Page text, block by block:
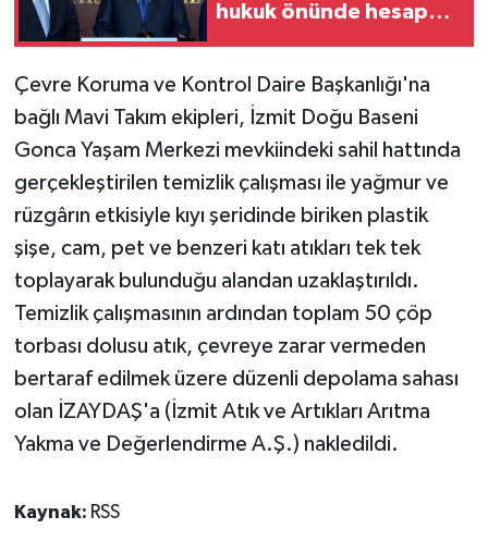
hukuk önünde hesap
Çevre Koruma ve Kontrol Daire Başkanlığı'na
bağlı Mavi Takım ekipleri, İzmit Doğu Baseni
Gonca Yaşam Merkezi mevkiindeki sahil hattında
gerçekleştirilen temizlik çalışması ile yağmur ve
rüzgârın etkisiyle kıyı şeridinde biriken plastik
şişe, cam, pet ve benzeri katı atıkları tek tek
toplayarak bulunduğu alandan uzaklaştırıldı.
Temizlik çalışmasının ardından toplam 50 çöp
torbası dolusu atık, çevreye zarar vermeden
bertaraf edilmek üzere düzenli depolama sahası
olan İZAYDAŞ'a (İzmit Atık ve Artıkları Arıtma
Yakma ve Değerlendirme A.Ş.) nakledildi.
Kaynak: RSS